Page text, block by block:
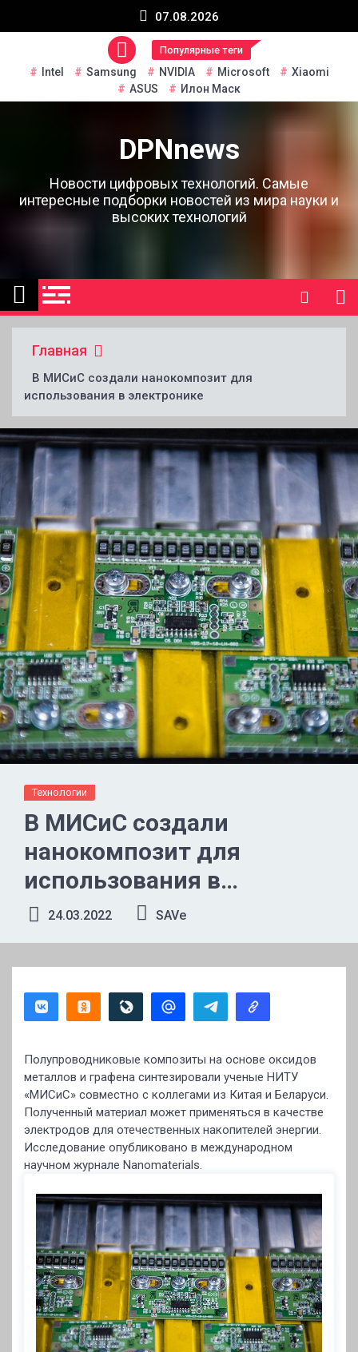
07.08.2026
Популярные теги
Intel Samsung NVIDIA Microsoft
Xiaomi
ASUS
Илон Маск
DPNnews
Новости цифровых технологий. Самые
интересные подборки новостей из мира науки и
высоких технологий
Главная
В МИСиС создали нанокомпозит для
использования в электронике
Технологии
В МИСиС создали
нанокомпозит для
использования в
электронике
24.03.2022 SAVe
Полупроводниковые композиты на основе оксидов
металлов и графена синтезировали ученые НИТУ
«МИСиС» совместно с коллегами из Китая и Беларуси.
Полученный материал может применяться в качестве
электродов для отечественных накопителей энергии.
Исследование опубликовано в международном
научном журнале Nanomaterials.